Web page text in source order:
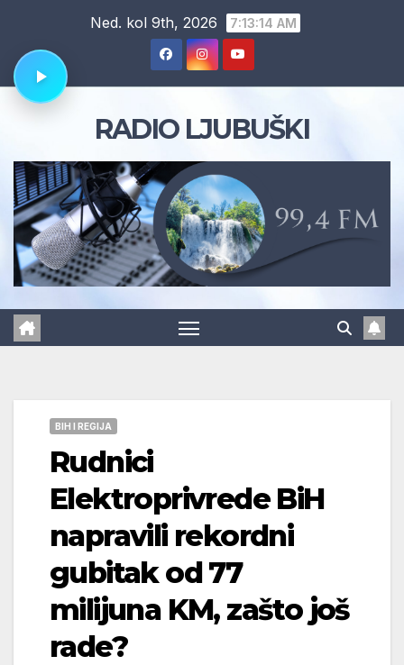
content
Ned. kol 9th, 2026 7:13:15 AM
RADIO LJUBUŠKI
BIH I REGIJA
Rudnici
Elektroprivrede BiH
napravili rekordni
gubitak od 77
milijuna KM, zašto još
rade?